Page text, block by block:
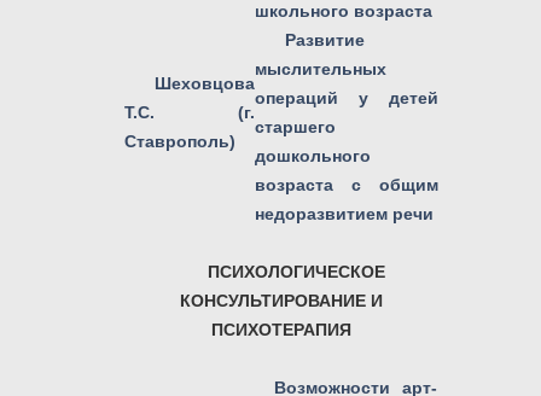
школьного возраста
Шеховцова
Т.С. (г.
Ставрополь)
Развитие
мыслительных
операций у детей
старшего
дошкольного
возраста с общим
недоразвитием речи
ПСИХОЛОГИЧЕСКОЕ
КОНСУЛЬТИРОВАНИЕ И
ПСИХОТЕРАПИЯ
Возможности арт-